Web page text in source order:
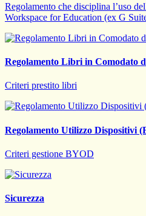
Regolamento che disciplina l’uso
Workspace for Education (ex G
Regolamento Libri in Comodato
Criteri prestito libri
Regolamento Utilizzo Dispositivi
Criteri gestione BYOD
Sicurezza